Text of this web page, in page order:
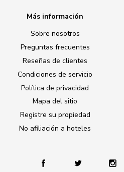
Más información
Sobre nosotros
Preguntas frecuentes
Reseñas de clientes
Condiciones de servicio
Política de privacidad
Mapa del sitio
Registre su propiedad
No afiliación a hoteles